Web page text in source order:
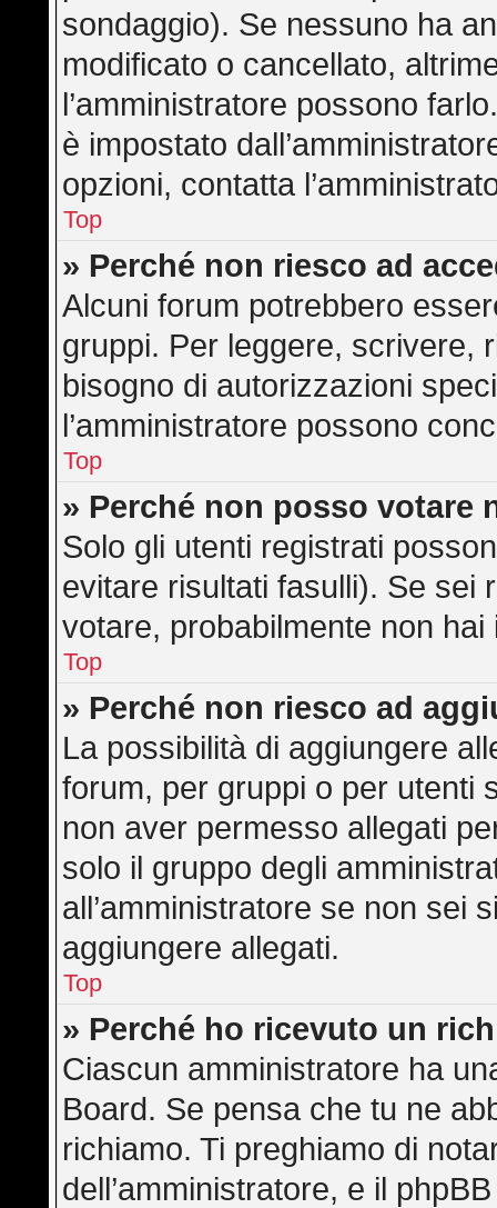
sondaggio). Se nessuno ha
modificato o cancellato,
l’amministratore possono
è impostato
opzioni, contatta
Top
» Perché non riesco ad
Alcuni forum potrebbero
gruppi. Per leggere, scrivere,
bisogno di autorizzazioni
l’amministratore possono
Top
» Perché non posso votare
Solo gli utenti registrati
evitare risultati fasulli). Se sei
votare, probabilmente non hai
Top
» Perché non riesco ad
La possibilità di aggiungere
forum, per gruppi o per utenti
non aver permesso allegati
solo il gruppo degli
all’amministratore se non sei
aggiungere allegati.
Top
» Perché ho ricevuto un
Ciascun amministratore ha
Board. Se pensa che tu ne
richiamo. Ti preghiamo di
dell’amministratore, e il